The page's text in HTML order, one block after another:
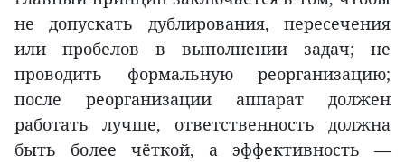
не допускать дублирования, пересечения
или пробелов в выполнении задач; не
проводить формальную реорганизацию;
после реорганизации аппарат должен
работать лучше, ответственность должна
быть более чёткой, а эффективность —